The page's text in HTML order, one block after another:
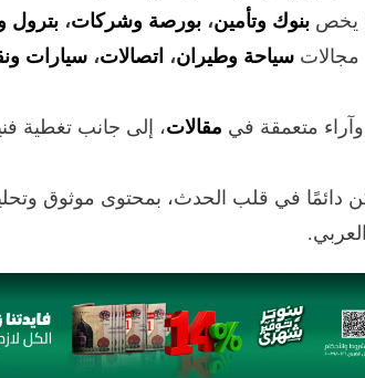
يخص بنوك وتأمين، بورصة وشركات، بترول
سياحة وطيران، اتصالات، سيارات
متعمقة في مقالات، إلى جانب تغطية
دائمًا في قلب الحدث، بمحتوى موثوق